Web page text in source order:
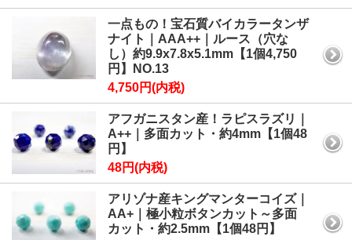
一点もの！宝石質バイカラータンザ
ナイト｜AAA++｜ルース（穴な
し）約9.9x7.8x5.1mm【1個4,750
円】NO.13
4,750円(内税)
アフガニスタン産！ラピスラズリ｜
A++｜多面カット・約4mm【1個48
円】
48円(内税)
アリゾナ産キングマンターコイズ｜
AA+｜極小粒ボタンカット～多面
カット・約2.5mm【1個48円】